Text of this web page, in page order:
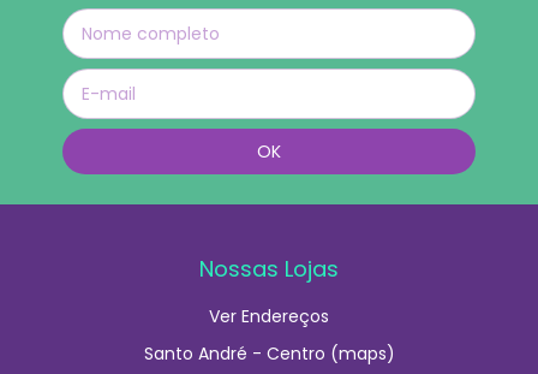
Nossas Lojas
Ver Endereços
Santo André - Centro (maps)